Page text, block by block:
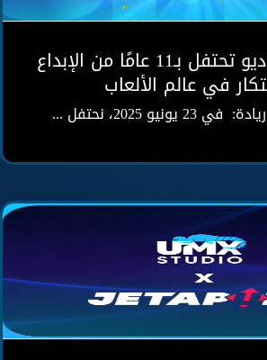
يومكس ستوديو تحتفل بـ11 عامًا من الإبداع
في عالم الألعاب
2025، نحتفل ...